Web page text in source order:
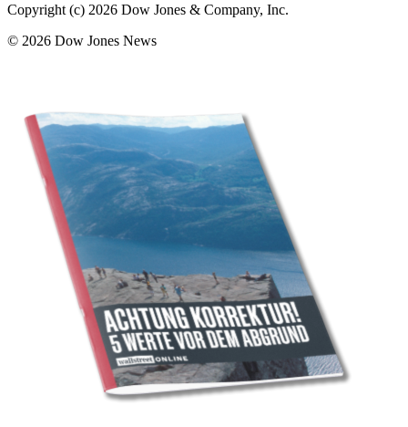
Copyright (c) 2026 Dow Jones & Company, Inc.
© 2026 Dow Jones News